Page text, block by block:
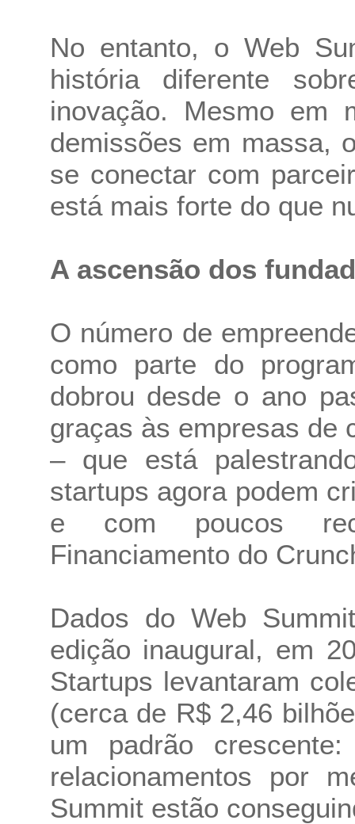
No entanto, o Web
história diferente
inovação. Mesmo em
demissões em massa,
se conectar com
está mais forte do que
A ascensão dos
O número de
como parte do
dobrou desde o ano
graças às empresas de
– que está
startups agora podem
e com poucos
Financiamento do
Dados do Web
edição inaugural, em
Startups levantaram
(cerca de R$ 2,46
um padrão
relacionamentos por
Summit estão